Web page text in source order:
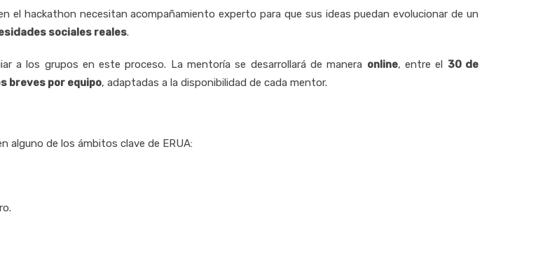
el hackathon necesitan acompañamiento experto para que sus ideas puedan evolucionar de un
sociales reales.
a los grupos en este proceso. La mentoría se desarrollará de manera online, entre el 30 de
breves por equipo, adaptadas a la disponibilidad de cada mentor.
alguno de los ámbitos clave de ERUA: